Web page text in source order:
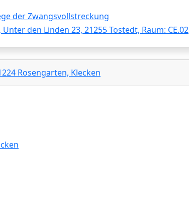
der Zwangsvollstreckung
den Linden 23, 21255 Tostedt, Raum: CE.02
Rosengarten, Klecken